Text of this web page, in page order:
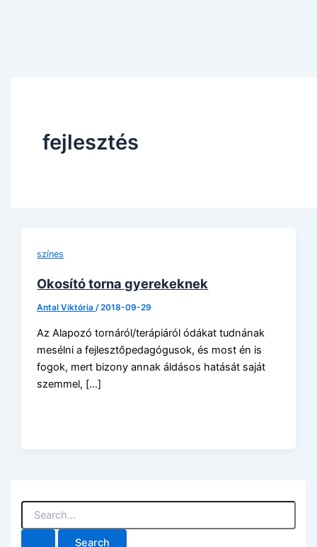
fejlesztés
színes
Okosító torna gyerekeknek
Antal Viktória/2018-09-29
Az Alapozó tornáról/terápiáról ódákat tudnának
mesélni a fejlesztőpedagógusok, és most én is
fogok, mert bizony annak áldásos hatását saját
szemmel, […]
S
a